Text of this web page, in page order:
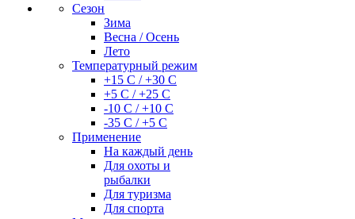
Сезон
Зима
Весна / Осень
Лето
Температурный режим
+15 С / +30 С
+5 С / +25 С
-10 С / +10 С
-35 С / +5 С
Применение
На каждый день
Для охоты и
рыбалки
Для туризма
Для спорта